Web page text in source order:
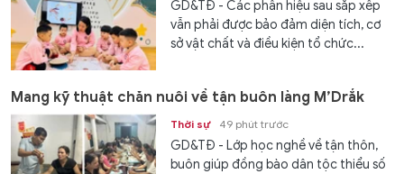
GD&TĐ - Các phân hiệu sau sắp xếp
vẫn phải được bảo đảm diện tích, cơ
sở vật chất và điều kiện tổ chức...
Mang kỹ thuật chăn nuôi về tận buôn làng M’Drắk
Thời sự 49 phút trước
GD&TĐ - Lớp học nghề về tận thôn,
buôn giúp đồng bào dân tộc thiểu số